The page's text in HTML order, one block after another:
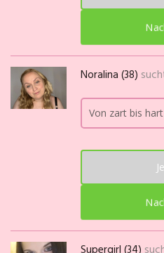
Noralina (38)
Von zart bis